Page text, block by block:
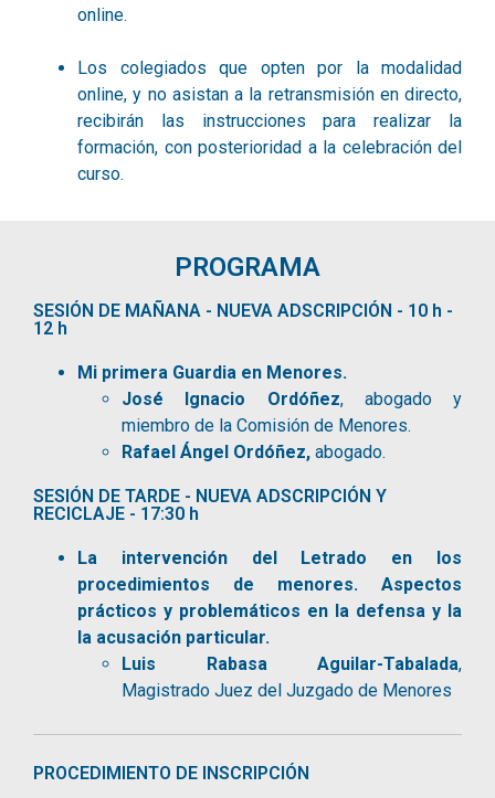
online.
Los colegiados que opten por la modalidad
online, y no asistan a la retransmisión en directo,
recibirán las instrucciones para realizar la
formación, con posterioridad a la celebración del
curso.
PROGRAMA
SESIÓN DE MAÑANA - NUEVA ADSCRIPCIÓN - 10 h -
12 h
Mi primera Guardia en Menores.
José Ignacio Ordóñez, abogado y
miembro de la Comisión de Menores.
Rafael Ángel Ordóñez, abogado.
SESIÓN DE TARDE - NUEVA ADSCRIPCIÓN Y
RECICLAJE - 17:30 h
La intervención del Letrado en los
procedimientos de menores. Aspectos
prácticos y problemáticos en la defensa y la
la acusación particular.
Luis Rabasa Aguilar-Tabalada,
Magistrado Juez del Juzgado de Menores
PROCEDIMIENTO DE INSCRIPCIÓN